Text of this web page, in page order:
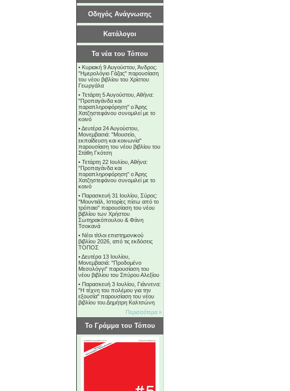
Οδηγός Ανάγνωσης
Κατάλογοι
Τα νέα του Τόπου
• Κυριακή 9 Αυγούστου, Άνδρος:
"Ημερολόγιο Γάζας" παρουσίαση
του νέου βιβλίου του Χρίστου
Γεωργάλα
• Τετάρτη 5 Αυγούστου, Αθήνα:
"Προπαγάνδα και
παραπληροφόρηση" ο Άρης
Χατζηστεφάνου συνομιλεί με το
κοινό
•Δευτέρα 24 Αυγούστου,
Μονεμβασιά: "Μουσείο,
εκπαίδευση και κοινωνία"
παρουσίαση του νέου βιβλίου του
Στάθη Γκότση
• Τετάρτη 22 Ιουλίου, Αθήνα:
"Προπαγάνδα και
παραπληροφόρηση" ο Άρης
Χατζηστεφάνου συνομιλεί με το
κοινό
• Παρασκευή 31 Ιουλίου, Σύρος:
"Μουντιάλ, Ιστορίες πίσω από το
τρόπαιο" παρουσίαση του νέου
βιβλίου των Χρήστου
Σωτηρακόπουλου & Φάνη
Τσοκανά
• Νέοι τίτλοι επιστημονικού
βιβλίου 2026, από τις εκδόσεις
ΤΟΠΟΣ
•Δευτέρα 13 Ιουλίου,
Μονεμβασιά: "Προδομένο
Μεσολόγγι" παρουσίαση του
νέου βιβλίου του Σπύρου Αλεξίου
• Παρασκευή 3 Ιουλίου, Γιάννενα:
"Η τέχνη του πολέμου για την
εξουσία" παρουσίαση του νέου
βιβλίου του Δημήτρη Καλτσώνη
Περισσότερα »
Το Γράμμα του Τόπου